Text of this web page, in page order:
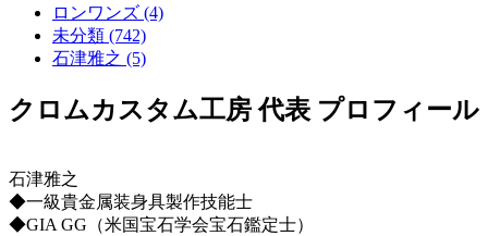
ロンワンズ (4)
未分類 (742)
石津雅之 (5)
クロムカスタム工房 代表 プロフィール
石津雅之
◆一級貴金属装身具製作技能士
◆GIA GG（米国宝石学会宝石鑑定士）